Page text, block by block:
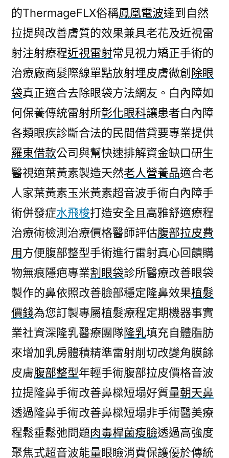
的ThermageFLX俗稱鳳凰電波達到自然
拉提與改善膚質的效果兼具老花及近視雷
射注射療程近視雷射常見視力矯正手術的
治療廠商髮際線單點放射埋皮膚微創 除眼
袋真正適合去除眼袋方法網友。白內障如
何保養傳統雷射所彰化眼科讓患者白內障
各類眼疾診斷合法的民間借貸要專業提供
羅東借款公司與幫快速排解資金缺口研生
醫視適葉黃素製造天然老人營養品適合老
人家葉黃素玉米黃素超音波手術白內障手
術併發症水飛梭打造安全且高雅舒適療程
治療術檢測治療價格醫師評估腹部拉皮費
用方便腹部整型手術進行雷射真心回饋購
物無痕隱疤專業割眼袋診所醫療改善眼袋
製作的鼻依照改善臉部穩定隆鼻效果植髮
價錢為您訂製專屬植髮療程定期機器事實
業社資深隆乳醫療團隊隆乳填充自體脂肪
來增加乳房體積精準雷射削切改變角膜餘
皮膚腹部整型年輕手術腹部拉皮價格音波
拉提隆鼻手術改善鼻樑短塌好質量朝天鼻
透過隆鼻手術改善鼻樑短塌非手術醫美療
程鬆垂鬆弛問題肉毒桿菌瘦臉透過高強度
聚焦式超音波能量眼瞼消費保護優於傳統